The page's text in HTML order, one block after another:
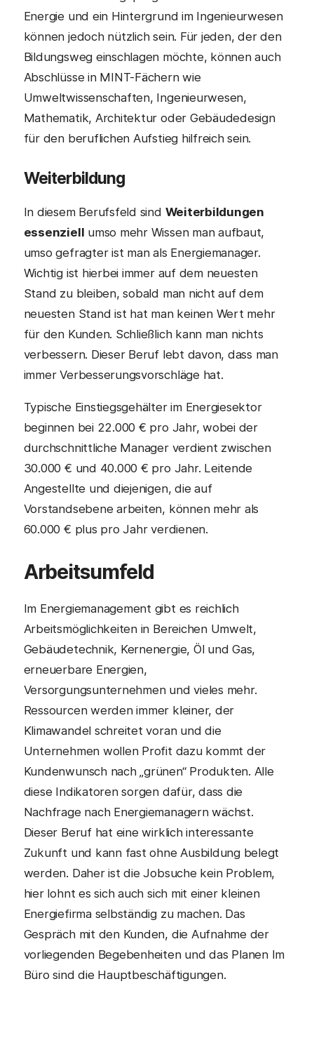
Energie und ein Hintergrund im Ingenieurwesen
können jedoch nützlich sein. Für jeden, der den
Bildungsweg einschlagen möchte, können auch
Abschlüsse in MINT-Fächern wie
Umweltwissenschaften, Ingenieurwesen,
Mathematik, Architektur oder Gebäudedesign
für den beruflichen Aufstieg hilfreich sein.
Weiterbildung
In diesem Berufsfeld sind Weiterbildungen
essenziell umso mehr Wissen man aufbaut,
umso gefragter ist man als Energiemanager.
Wichtig ist hierbei immer auf dem neuesten
Stand zu bleiben, sobald man nicht auf dem
neuesten Stand ist hat man keinen Wert mehr
für den Kunden. Schließlich kann man nichts
verbessern. Dieser Beruf lebt davon, dass man
immer Verbesserungsvorschläge hat.
Typische Einstiegsgehälter im Energiesektor
beginnen bei 22.000 € pro Jahr, wobei der
durchschnittliche Manager verdient zwischen
30.000 € und 40.000 € pro Jahr. Leitende
Angestellte und diejenigen, die auf
Vorstandsebene arbeiten, können mehr als
60.000 € plus pro Jahr verdienen.
Arbeitsumfeld
Im Energiemanagement gibt es reichlich
Arbeitsmöglichkeiten in Bereichen Umwelt,
Gebäudetechnik, Kernenergie, Öl und Gas,
erneuerbare Energien,
Versorgungsunternehmen und vieles mehr.
Ressourcen werden immer kleiner, der
Klimawandel schreitet voran und die
Unternehmen wollen Profit dazu kommt der
Kundenwunsch nach „grünen“ Produkten. Alle
diese Indikatoren sorgen dafür, dass die
Nachfrage nach Energiemanagern wächst.
Dieser Beruf hat eine wirklich interessante
Zukunft und kann fast ohne Ausbildung belegt
werden. Daher ist die Jobsuche kein Problem,
hier lohnt es sich auch sich mit einer kleinen
Energiefirma selbständig zu machen. Das
Gespräch mit den Kunden, die Aufnahme der
vorliegenden Begebenheiten und das Planen Im
Büro sind die Hauptbeschäftigungen.